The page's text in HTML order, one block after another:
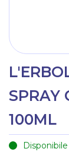
SPRAY
100ML
Disponibile